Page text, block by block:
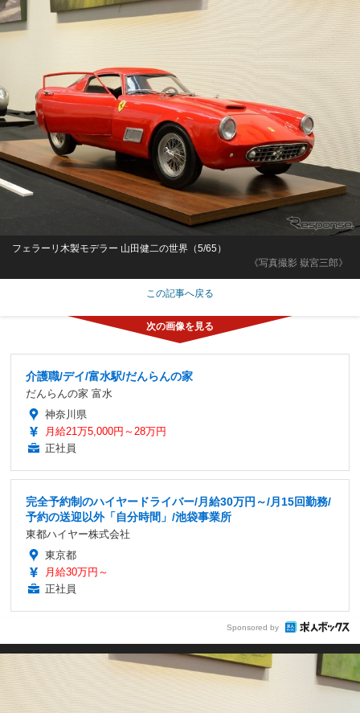
《写真撮影 嶽宮三郎》
フェラーリ木製モデラー 山田健二の世界（5/65）
この記事へ戻る
介護職/デイ/富水駅/だんらんの家
だんらんの家 富水
神奈川県
月給21万5,000円～28万円
正社員
完全予約制のハイヤードライバー/月給30万円～/月15回勤務/
予約の送迎以外「自分時間」/池袋事業所
東都ハイヤー株式会社
東京都
月給30万円～
正社員
Sponsored by